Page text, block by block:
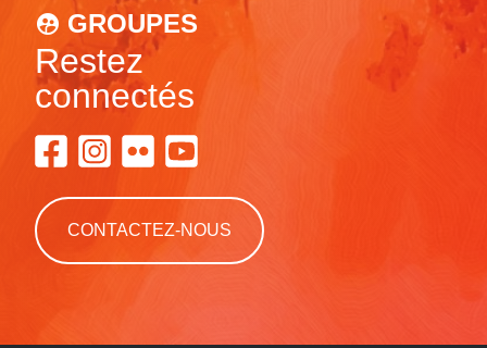
GROUPES
Restez
connectés
CONTACTEZ-NOUS